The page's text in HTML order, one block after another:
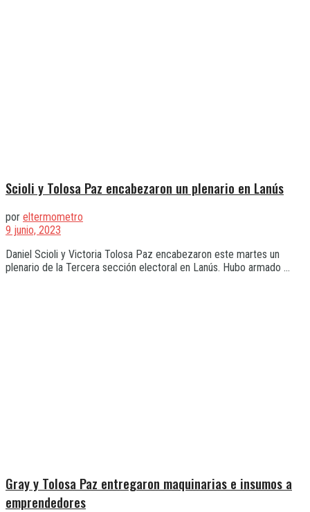
Scioli y Tolosa Paz encabezaron un plenario en Lanús
por eltermometro
9 junio, 2023
Daniel Scioli y Victoria Tolosa Paz encabezaron este martes un
plenario de la Tercera sección electoral en Lanús. Hubo armado ...
Gray y Tolosa Paz entregaron maquinarias e insumos a
emprendedores